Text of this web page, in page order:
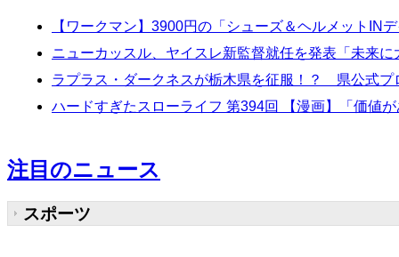
【ワークマン】3900円の「シューズ＆ヘルメット
ニューカッスル、ヤイスレ新監督就任を発表「未来に
ラプラス・ダークネスが栃木県を征服！？ 県公式プ
ハードすぎたスローライフ 第394回 【漫画】「価値
注目のニュース
スポーツ